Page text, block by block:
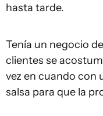
hasta tarde.
Tenía un negocio
clientes se
vez en cuando con
salsa para que la